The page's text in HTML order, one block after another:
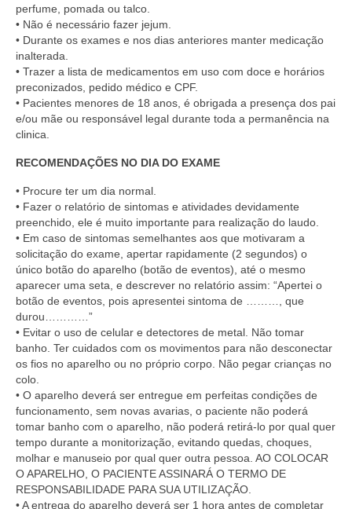
perfume, pomada ou talco.
• Não é necessário fazer jejum.
• Durante os exames e nos dias anteriores manter medicação
inalterada.
• Trazer a lista de medicamentos em uso com doce e horários
preconizados, pedido médico e CPF.
• Pacientes menores de 18 anos, é obrigada a presença dos pai
e/ou mãe ou responsável legal durante toda a permanência na
clinica.
RECOMENDAÇÕES NO DIA DO EXAME
• Procure ter um dia normal.
• Fazer o relatório de sintomas e atividades devidamente
preenchido, ele é muito importante para realização do laudo.
• Em caso de sintomas semelhantes aos que motivaram a
solicitação do exame, apertar rapidamente (2 segundos) o
único botão do aparelho (botão de eventos), até o mesmo
aparecer uma seta, e descrever no relatório assim: “Apertei o
botão de eventos, pois apresentei sintoma de ………, que
durou…………”
• Evitar o uso de celular e detectores de metal. Não tomar
banho. Ter cuidados com os movimentos para não desconectar
os fios no aparelho ou no próprio corpo. Não pegar crianças no
colo.
• O aparelho deverá ser entregue em perfeitas condições de
funcionamento, sem novas avarias, o paciente não poderá
tomar banho com o aparelho, não poderá retirá-lo por qual quer
tempo durante a monitorização, evitando quedas, choques,
molhar e manuseio por qual quer outra pessoa. AO COLOCAR
O APARELHO, O PACIENTE ASSINARÁ O TERMO DE
RESPONSABILIDADE PARA SUA UTILIZAÇÃO.
• A entrega do aparelho deverá ser 1 hora antes de completar